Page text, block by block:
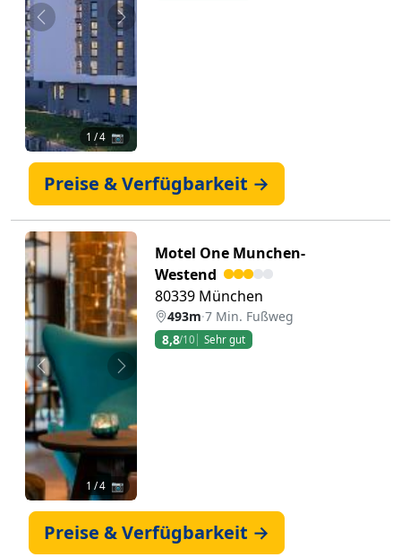
Zurück Weiter
1 / 4 📷
Preise & Verfügbarkeit →
Zurück Weiter
1 / 4 📷
Motel One Munchen-
Westend
80339 München
493m·7 Min. Fußweg
8,8/10 Sehr gut
Preise & Verfügbarkeit →